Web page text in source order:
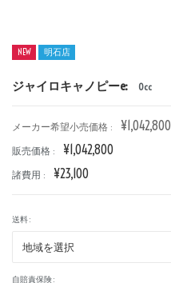
NEW 明石店
ジャイロキャノピーe: 0cc
メーカー希望小売価格 : ¥1,042,800
販売価格 : ¥1,042,800
諸費用 : ¥23,100
送料 :
自賠責保険 :